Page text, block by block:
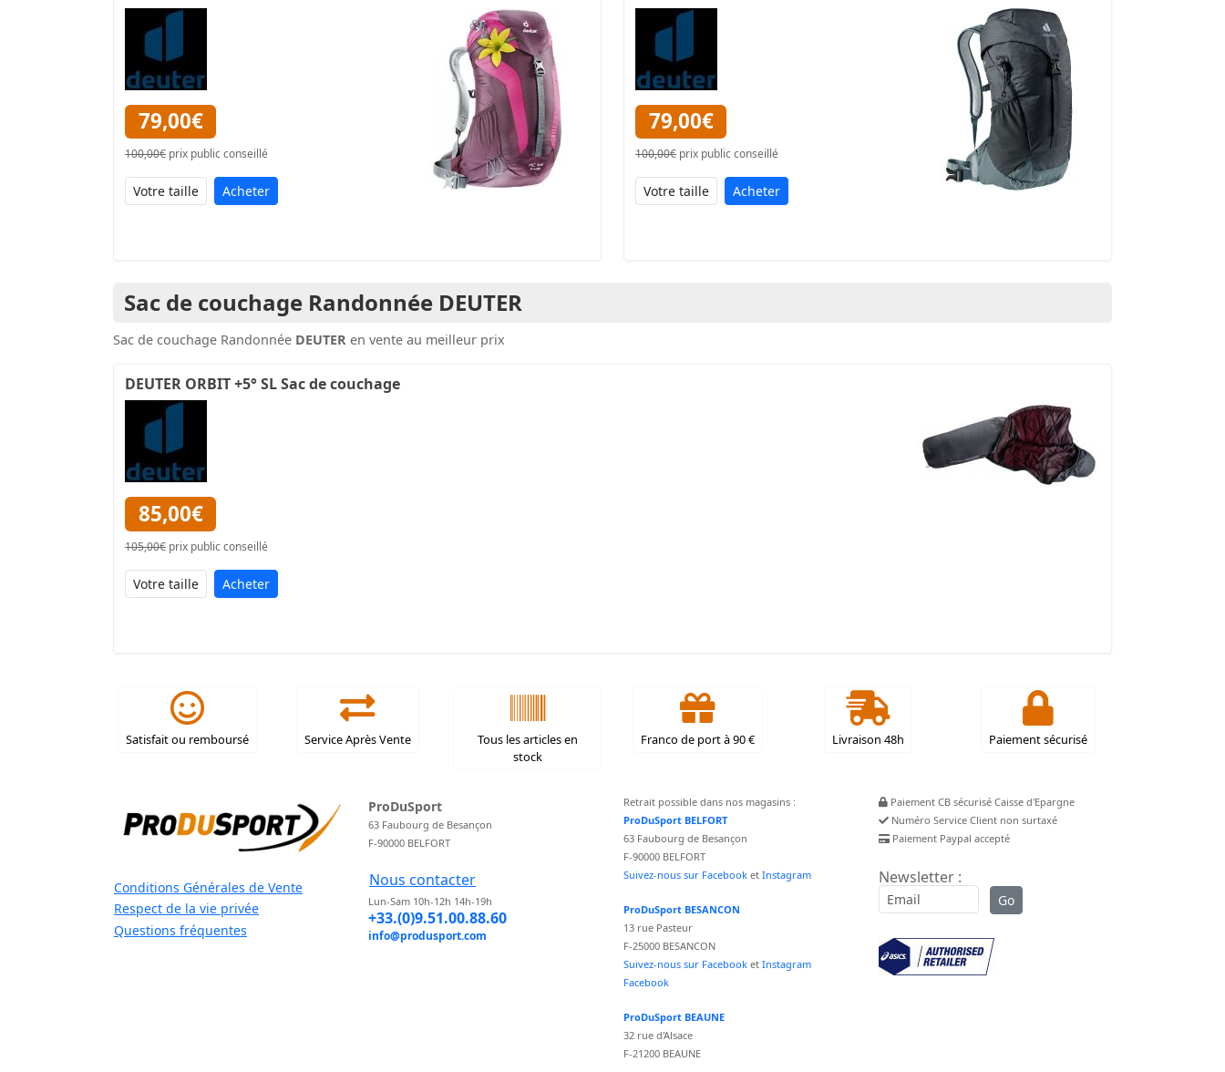
79,00€
100,00€ prix public conseillé
Acheter
79,00€
100,00€ prix public conseillé
Acheter
Sac de couchage Randonnée DEUTER
Sac de couchage Randonnée DEUTER en vente au meilleur prix
DEUTER ORBIT +5° SL Sac de couchage
85,00€
105,00€ prix public conseillé
Acheter
Satisfait ou remboursé Service Après Vente
Tous les articles en
stock
Franco de port à 90 € Livraison 48h Paiement sécurisé
Conditions Générales de Vente
Respect de la vie privée
Questions fréquentes
ProDuSport
63 Faubourg de Besançon
F-90000 BELFORT
Nous contacter
Lun-Sam 10h-12h 14h-19h
+33.(0)9.51.00.88.60
info@produsport.com
Retrait possible dans nos magasins :
ProDuSport BELFORT
63 Faubourg de Besançon
F-90000 BELFORT
Suivez-nous sur Facebook et Instagram
ProDuSport BESANCON
13 rue Pasteur
F-25000 BESANCON
Suivez-nous sur Facebook et Instagram
Facebook
ProDuSport BEAUNE
32 rue d'Alsace
F-21200 BEAUNE
Paiement CB sécurisé Caisse d'Epargne
Numéro Service Client non surtaxé
Paiement Paypal accepté
Newsletter :